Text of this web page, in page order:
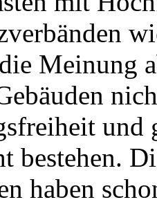
Meinung
und
bestehen.
haben